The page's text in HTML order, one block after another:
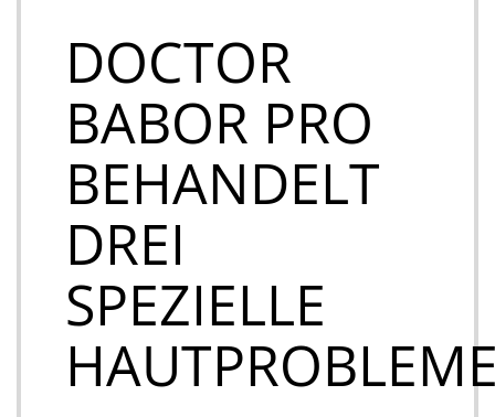
DOCTOR
BABOR PRO
BEHANDELT
DREI
SPEZIELLE